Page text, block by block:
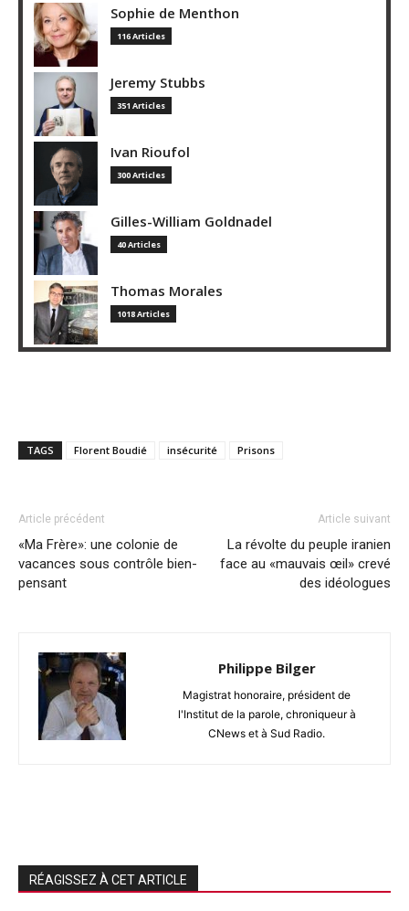
Sophie de Menthon
116 Articles
Jeremy Stubbs
351 Articles
Ivan Rioufol
300 Articles
Gilles-William Goldnadel
40 Articles
Thomas Morales
1018 Articles
TAGS Florent Boudié insécurité Prisons
Article précédent
«Ma Frère»: une colonie de
vacances sous contrôle bien-
pensant
Article suivant
La révolte du peuple iranien
face au «mauvais œil» crevé
des idéologues
Philippe Bilger
Magistrat honoraire, président de
l'Institut de la parole, chroniqueur à
CNews et à Sud Radio.
RÉAGISSEZ À CET ARTICLE